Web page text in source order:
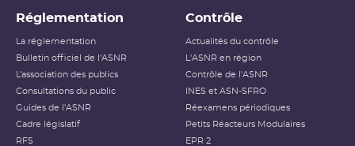
Réglementation
La réglementation
Bulletin officiel de l'ASNR
L’association des publics
Consultations du public
Guides de l'ASNR
Cadre législatif
RFS
Contrôle
Actualités du contrôle
L'ASNR en région
Contrôle de l'ASNR
INES et ASN-SFRO
Réexamens périodiques
Petits Réacteurs Modulaires
EPR 2